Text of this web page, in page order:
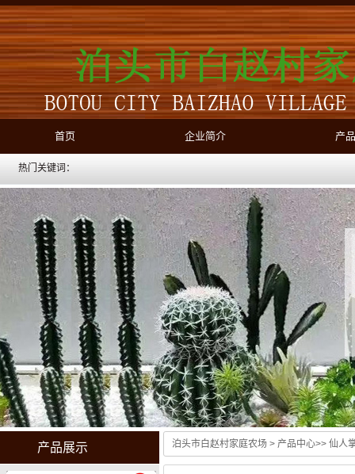
首页 企业简介 产
热门关键词：
产品展示 泊头市白赵村家庭农场 > 产品中心>> 仙人